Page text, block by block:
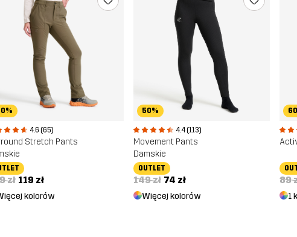
4.6 (65)
Stretch Pants
zł 119 zł
kolorów
50%
4.4 (113)
Movement Pants
Damskie
OUTLET
149 zł 74 zł
Więcej kolorów
89
1